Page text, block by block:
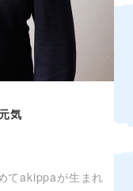
気
てakippaが生まれ